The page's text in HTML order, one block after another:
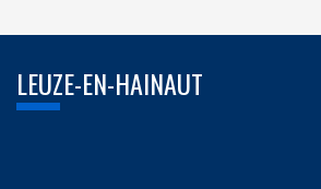
LEUZE-EN-HAINAUT